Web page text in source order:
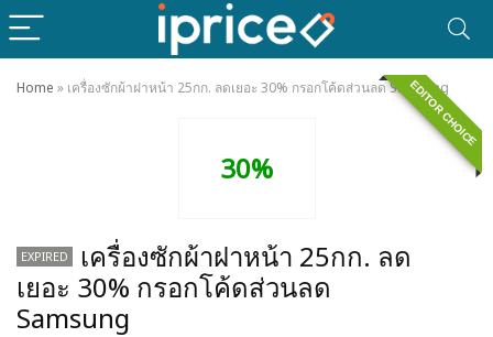
Home » เครื่องซักผ้าฝาหน้า 25กก. ลดเยอะ 30% กรอกโค้ดส่วนลด Samsung
EDITOR CHOICE
30%
EXPIRED
เครื่องซักผ้าฝาหน้า 25กก. ลด
เยอะ 30% กรอกโค้ดส่วนลด
Samsung